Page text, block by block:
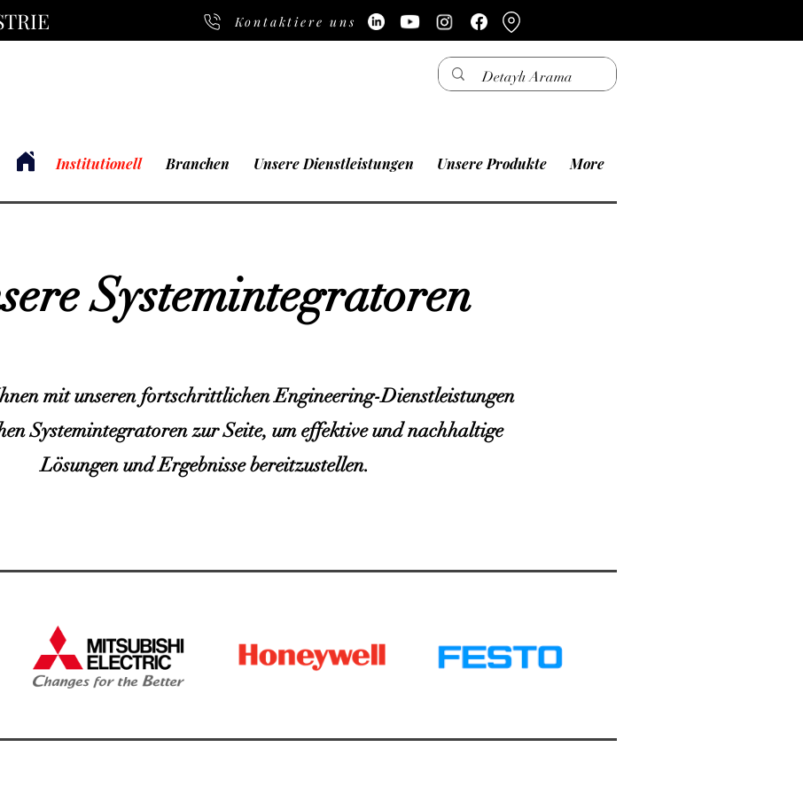
Kontaktiere uns
Institutionell Branchen Unsere Dienstleistungen Unsere Produkte More
Systemintegratoren
mit unseren fortschrittlichen Engineering-Dienstleistungen
Systemintegratoren zur Seite, um effektive und nachhaltige
Lösungen und Ergebnisse bereitzustellen.